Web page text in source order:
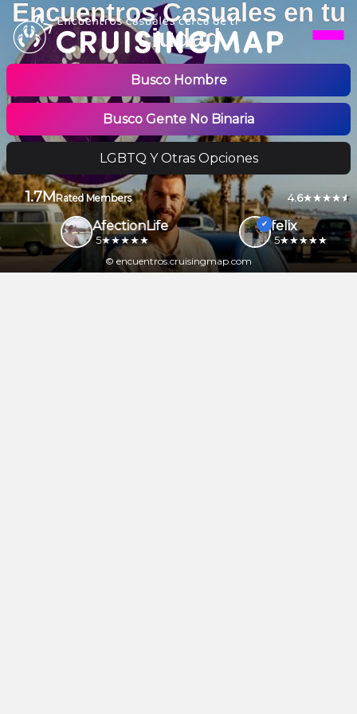
Encuentros Casuales en tu
ciudad
Busco Hombre
Busco Gente No Binaria
LGBTQ Y Otras Opciones
1.7MRated Members 4.6
felix
5
AfectionLife
5
© encuentros.cruisingmap.com